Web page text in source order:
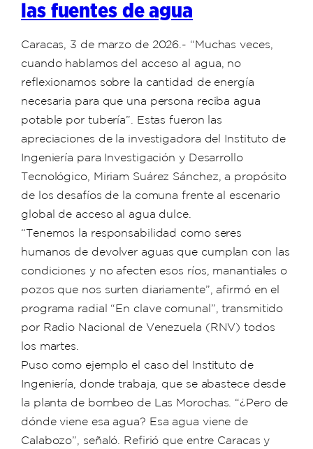
las fuentes de agua
Caracas, 3 de marzo de 2026.- “Muchas veces,
cuando hablamos del acceso al agua, no
reflexionamos sobre la cantidad de energía
necesaria para que una persona reciba agua
potable por tubería”. Estas fueron las
apreciaciones de la investigadora del Instituto de
Ingeniería para Investigación y Desarrollo
Tecnológico, Miriam Suárez Sánchez, a propósito
de los desafíos de la comuna frente al escenario
global de acceso al agua dulce.
“Tenemos la responsabilidad como seres
humanos de devolver aguas que cumplan con las
condiciones y no afecten esos ríos, manantiales o
pozos que nos surten diariamente”, afirmó en el
programa radial “En clave comunal”, transmitido
por Radio Nacional de Venezuela (RNV) todos
los martes.
Puso como ejemplo el caso del Instituto de
Ingeniería, donde trabaja, que se abastece desde
la planta de bombeo de Las Morochas. “¿Pero de
dónde viene esa agua? Esa agua viene de
Calabozo”, señaló. Refirió que entre Caracas y